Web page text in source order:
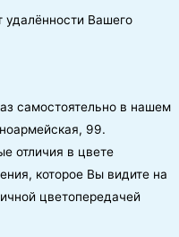
удалённости Вашего
самостоятельно в нашем
99.
отличия в цвете
которое Вы видите на
цветопередачей